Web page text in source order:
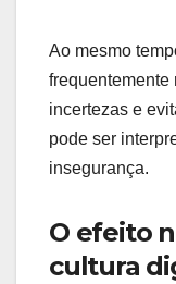
Ao mesmo
frequentemente
incertezas e
pode ser
insegurança.
O efeito
cultura